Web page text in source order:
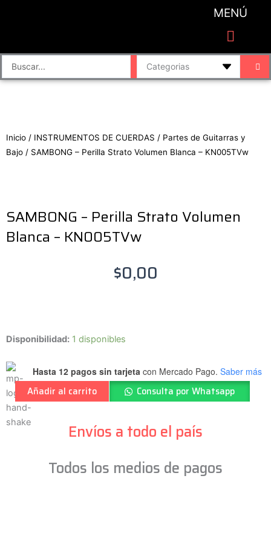
MENÚ
Search
...
Inicio / INSTRUMENTOS DE CUERDAS / Partes de Guitarras y
Bajo / SAMBONG – Perilla Strato Volumen Blanca – KN005TVw
SAMBONG – Perilla Strato Volumen
Blanca – KN005TVw
$0,00
Disponibilidad: 1 disponibles
Hasta 12 pagos sin tarjeta con Mercado Pago. Saber más
SAMBONG
Perilla
Strato
Volumen
Blanca
-
Añadir al carrito Consulta por Whatsapp
Envíos a todo el país
Todos los medios de pagos